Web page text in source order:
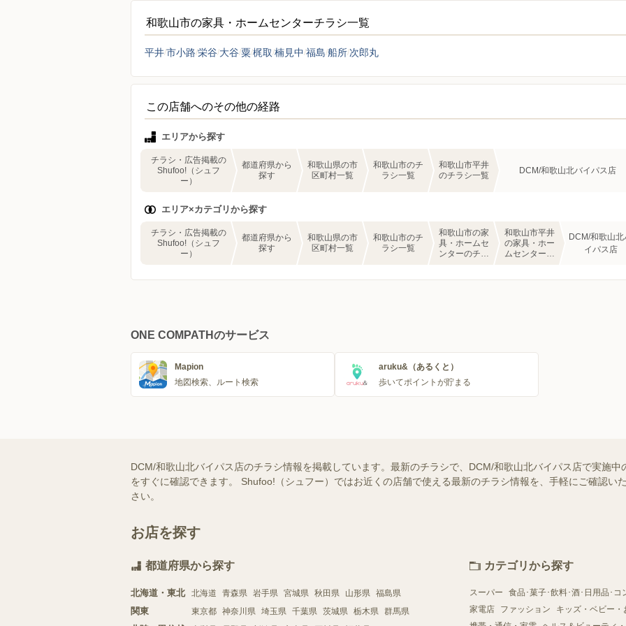
和歌山市の家具・ホームセンターチラシ一覧
平井市小路 栄谷 大谷 粟梶取 楠見中 福島 船所 次郎丸
この店舗へのその他の経路
エリアから探す
チラシ・広告掲載の
Shufoo!（シュフ
ー）
都道府県から
探す
和歌山県の市
区町村一覧
和歌山市のチ
ラシ一覧
和歌山市平井
のチラシ一覧
DCM/和歌山北バイパス店
エリア×カテゴリから探す
チラシ・広告掲載の
Shufoo!（シュフ
ー）
都道府県から
探す
和歌山県の市
区町村一覧
和歌山市のチ
ラシ一覧
和歌山市の家
具・ホームセ
ンターのチラ
和歌山市平井
の家具・ホー
ムセンターの
DCM/和歌山北
イパス店
ONE COMPATHのサービス
Mapion
地図検索、ルート検索
aruku&（あるくと）
歩いてポイントが貯まる
DCM/和歌山北バイパス店のチラシ情報を掲載しています。最新のチラシで、DCM/和歌山北バイパス店で実施
をすぐに確認できます。 Shufoo!（シュフー）ではお近くの店舗で使える最新のチラシ情報を、手軽にご確認い
さい。
お店を探す
都道府県から探す
北海道・東北 北海道 青森県 岩手県 宮城県 秋田県 山形県 福島県
関東 東京都 神奈川県 埼玉県 千葉県 茨城県 栃木県 群馬県
カテゴリから探す
スーパー
食品･菓子･飲料･酒･日用品･コ
家電店
ファッション
キッズ・ベビー・